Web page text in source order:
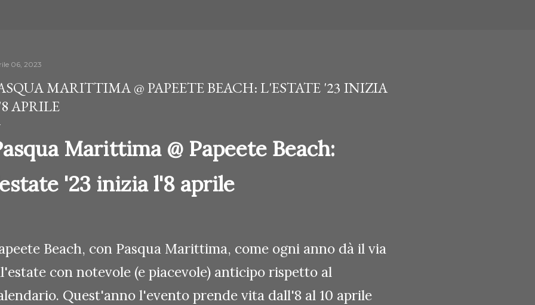
06, 2023
MARITTIMA @ PAPEETE BEACH: L'ESTATE '23 INIZIA
APRILE
Marittima @ Papeete Beach:
'23 inizia l'8 aprile
Beach, con Pasqua Marittima, come ogni anno dà il via
con notevole (e piacevole) anticipo rispetto al
Quest'anno l'evento prende vita dall'8 al 10 aprile